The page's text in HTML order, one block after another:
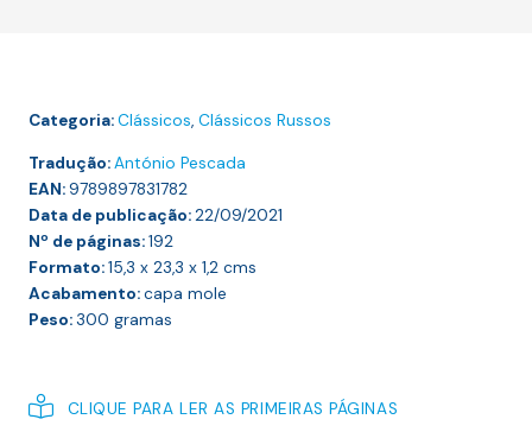
Categoria:Clássicos, Clássicos Russos
Tradução:António Pescada
EAN:9789897831782
Data de publicação:22/09/2021
Nº de páginas:192
Formato:15,3 x 23,3 x 1,2 cms
Acabamento:capa mole
Peso:300 gramas
CLIQUE PARA LER AS PRIMEIRAS PÁGINAS